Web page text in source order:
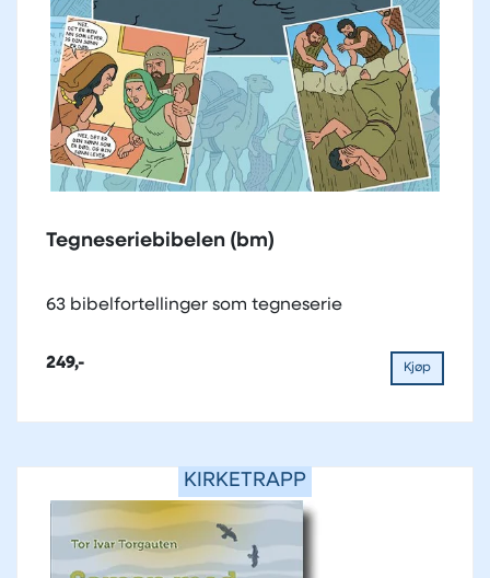
Tegneseriebibelen (bm)
63 bibelfortellinger som tegneserie
249,- Kjøp
KIRKETRAPP